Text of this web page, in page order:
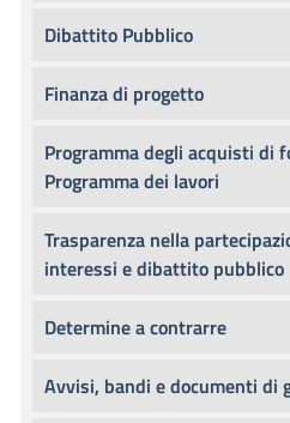
Dibattito Pubblico
Finanza di progetto
Programma degli acquisti di
Programma dei lavori
Trasparenza nella
interessi e dibattito pubblico
Determine a contrarre
Avvisi, bandi e documenti di